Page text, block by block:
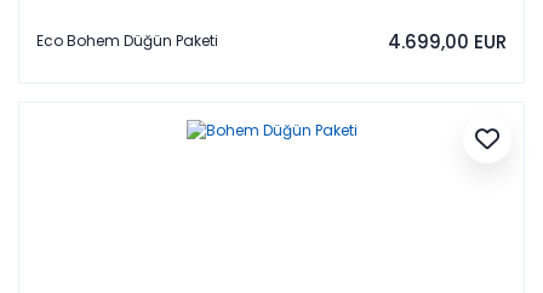
Eco Bohem Düğün Paketi 4.699,00 EUR